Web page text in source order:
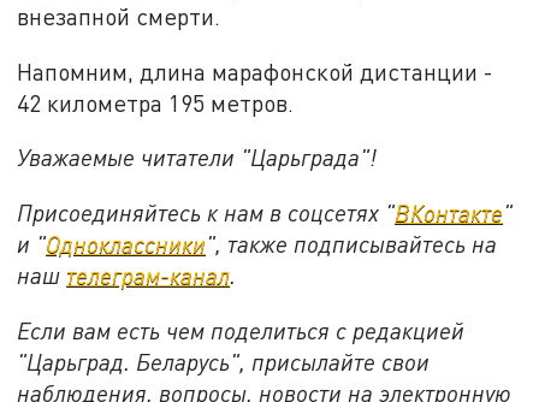
внезапной смерти.
Напомним, длина марафонской дистанции -
42 километра 195 метров.
Уважаемые читатели "Царьграда"!
Присоединяйтесь к нам в соцсетях "ВКонтакте"
и "Одноклассники", также подписывайтесь на
наш телеграм-канал.
Если вам есть чем поделиться с редакцией
"Царьград. Беларусь", присылайте свои
наблюдения, вопросы, новости на электронную